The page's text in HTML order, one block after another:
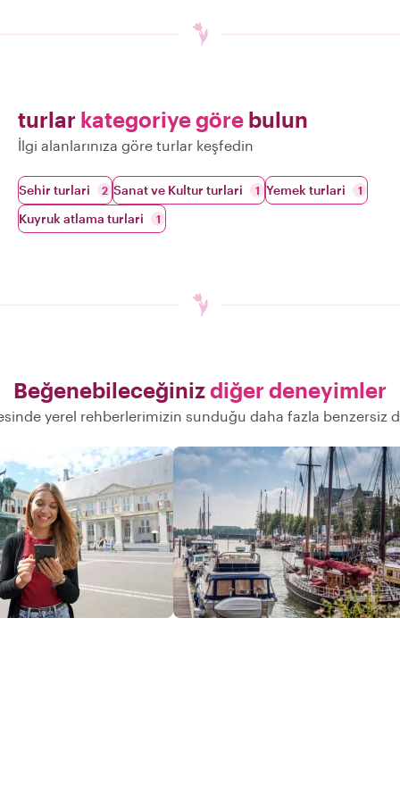
turlar kategoriye göre bulun
İlgi alanlarınıza göre turlar keşfedin
Sehir turlari 2 Sanat ve Kultur turlari 1 Yemek turlari 1
Kuyruk atlama turlari 1
Beğenebileceğinizdiğer deneyimler
yerel rehberlerimizin sunduğu daha fazla benzersiz